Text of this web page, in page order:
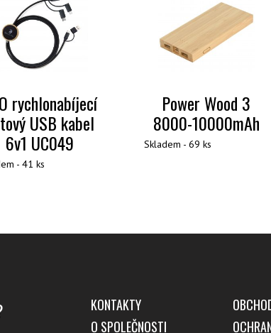
rychlonabíjecí
USB kabel
6v1 UC049
- 41 ks
Power Wood 3
8000-10000mAh
Skladem - 69 ks
KONTAKTY
O SPOLEČNOSTI